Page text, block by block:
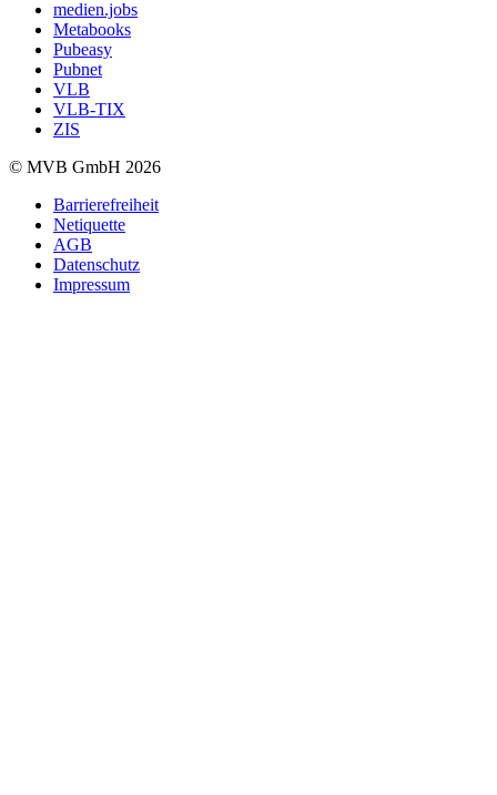
medien.jobs
Metabooks
Pubeasy
Pubnet
VLB
VLB-TIX
ZIS
© MVB GmbH 2026
Barrierefreiheit
Netiquette
AGB
Datenschutz
Impressum